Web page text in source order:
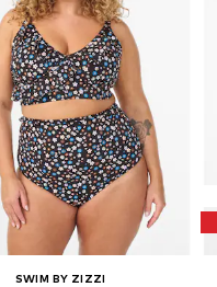
SWIM BY ZIZZI